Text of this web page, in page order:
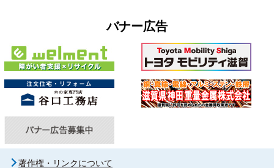
バナー広告
著作権・リンクについて